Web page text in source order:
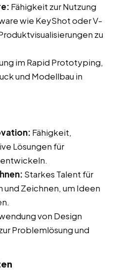
Fähigkeit zur Nutzung
wie KeyShot oder V-
zu
im Rapid Prototyping,
und Modellbau in
Fähigkeit,
Lösungen für
Starkes Talent für
und Zeichnen, um Ideen
von Design
Problemlösung und